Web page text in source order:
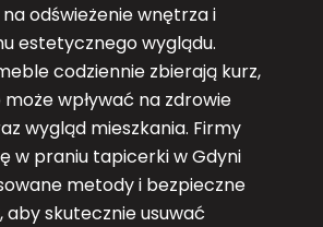
odświeżenie wnętrza i
estetycznego wyglądu.
codziennie zbierają kurz,
wpływać na zdrowie
wygląd mieszkania. Firmy
w praniu tapicerki w Gdyni
metody i bezpieczne
aby skutecznie usuwać